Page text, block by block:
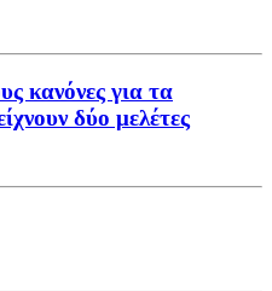
κανόνες για τα
δύο μελέτες